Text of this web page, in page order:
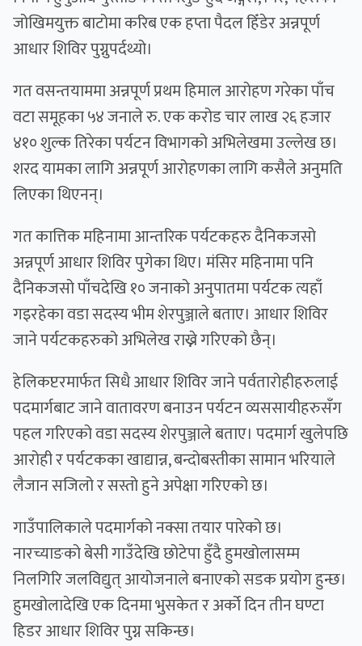
जोखिमयुक्त बाटोमा करिब एक हप्ता पैदल हिँडेर अन्नपूर्ण
आधार शिविर पुग्नुपर्दथ्यो।
गत वसन्तयाममा अन्नपूर्ण प्रथम हिमाल आरोहण गरेका पाँच
वटा समूहका ५४ जनाले रु. एक करोड चार लाख २६ हजार
४१० शुल्क तिरेका पर्यटन विभागको अभिलेखमा उल्लेख छ।
शरद यामका लागि अन्नपूर्ण आरोहणका लागि कसैले अनुमति
लिएका थिएनन्।
गत कात्तिक महिनामा आन्तरिक पर्यटकहरु दैनिकजसो
अन्नपूर्ण आधार शिविर पुगेका थिए। मंसिर महिनामा पनि
दैनिकजसो पाँचदेखि १० जनाको अनुपातमा पर्यटक त्यहाँ
गइरहेका वडा सदस्य भीम शेरपुञ्जाले बताए। आधार शिविर
जाने पर्यटकहरुको अभिलेख राख्ने गरिएको छैन्।
हेलिकप्टरमार्फत सिधै आधार शिविर जाने पर्वतारोहीहरुलाई
पदमार्गबाट जाने वातावरण बनाउन पर्यटन व्यससायीहरुसँग
पहल गरिएको वडा सदस्य शेरपुञ्जाले बताए। पदमार्ग खुलेपछि
आरोही र पर्यटकका खाद्यान्न, बन्दोबस्तीका सामान भरियाले
लैजान सजिलो र सस्तो हुने अपेक्षा गरिएको छ।
गाउँपालिकाले पदमार्गको नक्सा तयार पारेको छ।
नारच्याङको बेसी गाउँदेखि छोटेपा हुँदै हुमखोलासम्म
निलगिरि जलविद्युत् आयोजनाले बनाएको सडक प्रयोग हुन्छ।
हुमखोलादेखि एक दिनमा भुसकेत र अर्को दिन तीन घण्टा
हिडर आधार शिविर पुग्न सकिन्छ।